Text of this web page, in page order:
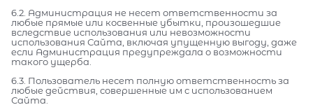
6.2. Администрация не несет ответственности за
любые прямые или косвенные убытки, произошедшие
вследствие использования или невозможности
использования Сайта, включая упущенную выгоду, даже
если Администрация предупреждала о возможности
такого ущерба.
6.3. Пользователь несет полную ответственность за
любые действия, совершенные им с использованием
Сайта.